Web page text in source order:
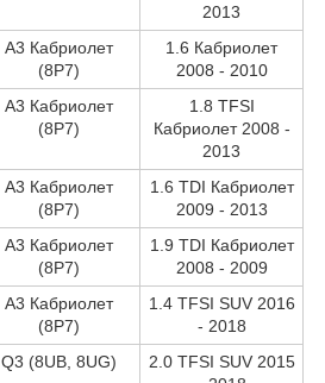
2013
A3 Кабриолет
(8P7)
1.6 Кабриолет
2008 - 2010
A3 Кабриолет
(8P7)
1.8 TFSI
Кабриолет 2008 -
2013
A3 Кабриолет
(8P7)
1.6 TDI Кабриолет
2009 - 2013
A3 Кабриолет
(8P7)
1.9 TDI Кабриолет
2008 - 2009
A3 Кабриолет
(8P7)
1.4 TFSI SUV 2016
- 2018
Q3 (8UB, 8UG)
2.0 TFSI SUV 2015